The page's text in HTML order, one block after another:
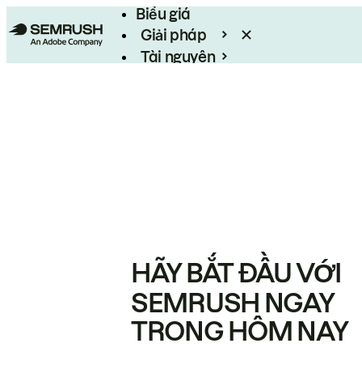
Biểu giá
Giải pháp
Tài nguyên
HÃY BẮT ĐẦU VỚI
SEMRUSH NGAY
TRONG HÔM NAY